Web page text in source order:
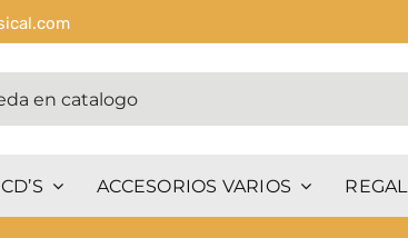
ACCESORIOS VARIOS